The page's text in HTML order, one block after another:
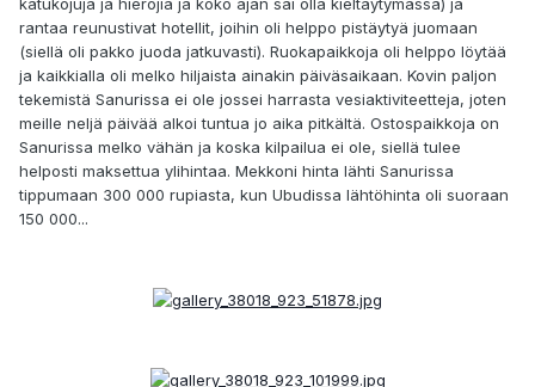
katukojuja ja hierojia ja koko ajan sai olla kieltäytymässä) ja
rantaa reunustivat hotellit, joihin oli helppo pistäytyä juomaan
(siellä oli pakko juoda jatkuvasti). Ruokapaikkoja oli helppo löytää
ja kaikkialla oli melko hiljaista ainakin päiväsaikaan. Kovin paljon
tekemistä Sanurissa ei ole jossei harrasta vesiaktiviteetteja, joten
meille neljä päivää alkoi tuntua jo aika pitkältä. Ostospaikkoja on
Sanurissa melko vähän ja koska kilpailua ei ole, siellä tulee
helposti maksettua ylihintaa. Mekkoni hinta lähti Sanurissa
tippumaan 300 000 rupiasta, kun Ubudissa lähtöhinta oli suoraan
150 000...